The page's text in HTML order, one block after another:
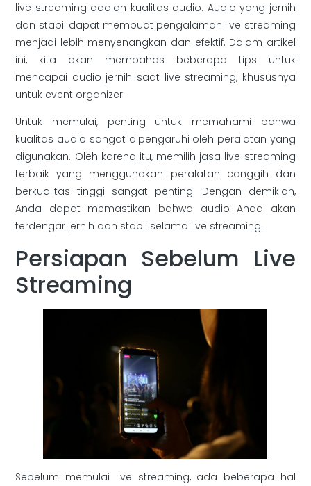
live streaming adalah kualitas audio. Audio yang jernih
dan stabil dapat membuat pengalaman live streaming
menjadi lebih menyenangkan dan efektif. Dalam artikel
ini, kita akan membahas beberapa tips untuk
mencapai audio jernih saat live streaming, khususnya
untuk event organizer.
Untuk memulai, penting untuk memahami bahwa
kualitas audio sangat dipengaruhi oleh peralatan yang
digunakan. Oleh karena itu, memilih jasa live streaming
terbaik yang menggunakan peralatan canggih dan
berkualitas tinggi sangat penting. Dengan demikian,
Anda dapat memastikan bahwa audio Anda akan
terdengar jernih dan stabil selama live streaming.
Persiapan Sebelum Live
Streaming
Sebelum memulai live streaming, ada beberapa hal